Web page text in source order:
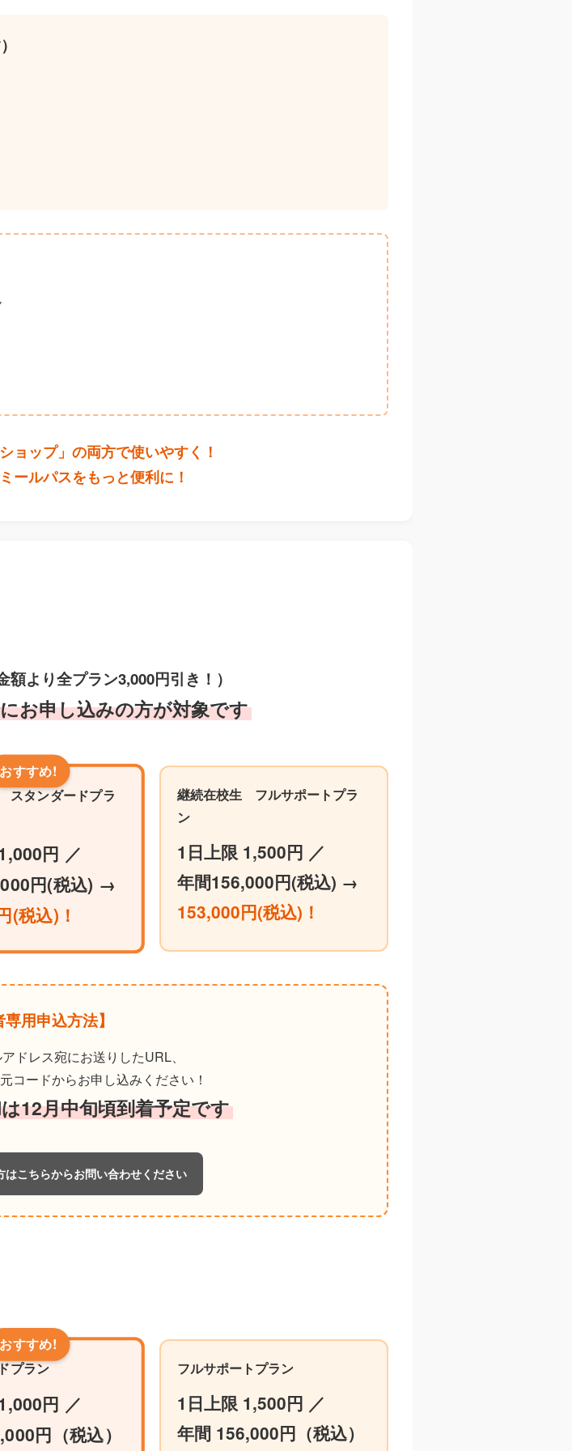
ョップ」の両方で使いやすく！
ールパスをもっと便利に！
より全プラン3,000円引き！）
お申し込みの方が対象です
タンダードプラ
円 ／
円(税込) →
(税込)！
継続在校生 フルサポートプラ
ン
1日上限 1,500円 ／
年間156,000円(税込) →
153,000円(税込)！
専用申込方法】
ドレス宛にお送りしたURL、
コードからお申し込みください！
12月中旬頃到着予定です
はこちらからお問い合わせください
プラン
円 ／
円（税込）
フルサポートプラン
1日上限 1,500円 ／
年間 156,000円（税込）